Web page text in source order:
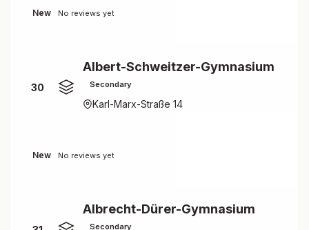
New No reviews yet
30
Albert-Schweitzer-Gymnasium
Secondary
Karl-Marx-Straße 14
New No reviews yet
Albrecht-Dürer-Gymnasium
Secondary